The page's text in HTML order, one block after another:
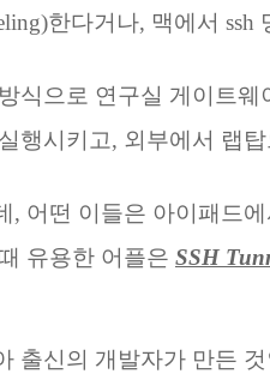
한다거나, 맥에서
식으로 연구실 게이트
행시키고, 외부에서 랩
, 어떤 이들은 아이패드
유용한 어플은 SSH
출신의 개발자가 만든